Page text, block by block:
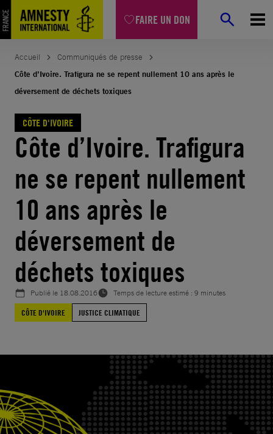
FAIRE UN DON
Aller
au
contenu
Accueil
Communiqués de presse
Côte d’Ivoire. Trafigura ne se repent nullement 10 ans après le
déversement de déchets toxiques
CÔTE D'IVOIRE
Côte d’Ivoire. Trafigura
ne se repent nullement
10 ans après le
déversement de
déchets toxiques
Publié le 18.08.2016
Temps de lecture estimé : 9 minutes
CÔTE D'IVOIRE
JUSTICE CLIMATIQUE